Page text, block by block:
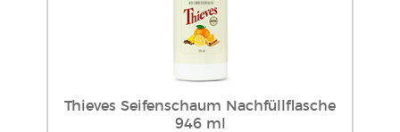
Thieves Seifenschaum Nachfüllflasche
946 ml